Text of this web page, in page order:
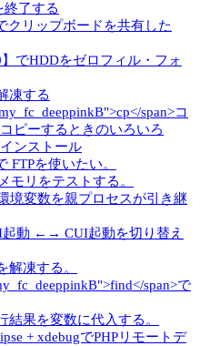
終了する
クリップボードを共有した
でHDDをゼロフィル・フォ
凍する
span>コ
ピーするときのいろいろ
ンストール
FTPを使いたい。
モリをテストする。
境変数を親プロセスが引き継
起動 ←→ CUI起動を切り替え
解凍する。
span>で
結果を変数に代入する。
+ xdebugでPHPリモートデ